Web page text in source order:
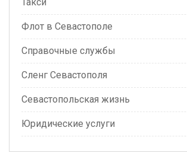
Флот в Севастополе
Справочные службы
Сленг Севастополя
Севастопольская жизнь
Юридические услуги